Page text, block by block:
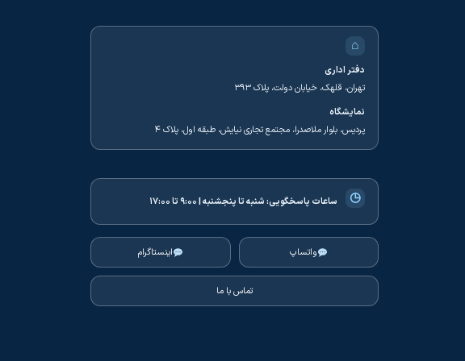
⌂
دفتر اداری
تهران، قلهک، خیابان دولت، پلاک ۳۹۳
نمایشگاه
پردیس، بلوار ملاصدرا، مجتمع تجاری نیایش، طبقه اول، پلاک ۴
◷ ساعات پاسخگویی:شنبه تا پنجشنبه | ۹:۰۰ تا ۱۷:۰۰
واتساپ اینستاگرام
تماس با ما